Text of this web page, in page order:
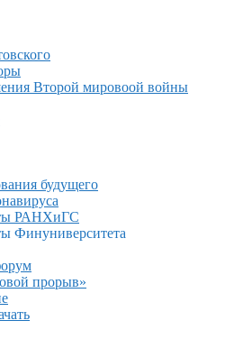
Второй мировоой войны
будущего
РАНХиГС
Финуниверситета
прорыв»